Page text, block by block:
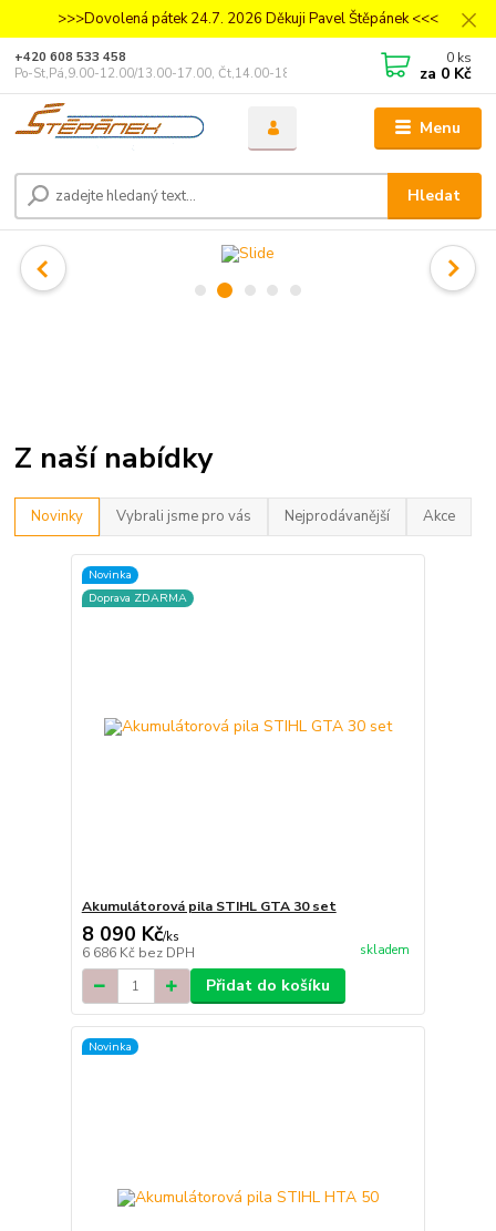
>>>Dovolená pátek 24.7. 2026 Děkuji Pavel Štěpánek <<<
Menu
Hledat
+420 608 533 458
Po-St,Pá,9.00-12.00/13.00-17.00, Čt,14.00-18.00
0 ks
za 0 Kč
Z naší nabídky
Novinky Vybrali jsme pro vás Nejprodávanější Akce
Novinka
Doprava ZDARMA
Akumulátorová pila STIHL GTA 30 set
8 090 Kč/ks
6 686 Kč bez DPH skladem
Přidat do košíku
Novinka